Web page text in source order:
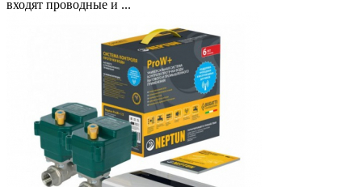
входят проводные и ...